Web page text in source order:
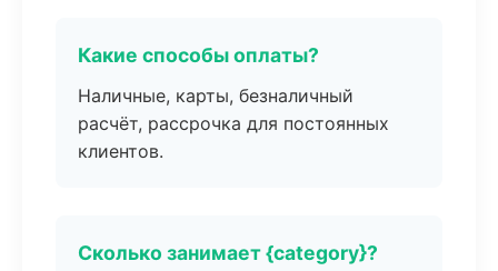
Какие способы оплаты?
Наличные, карты, безналичный
расчёт, рассрочка для постоянных
клиентов.
Сколько занимает {category}?